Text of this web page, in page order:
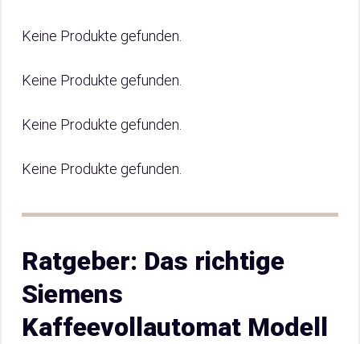
Keine Produkte gefunden.
Keine Produkte gefunden.
Keine Produkte gefunden.
Keine Produkte gefunden.
Ratgeber: Das richtige
Siemens
Kaffeevollautomat Modell